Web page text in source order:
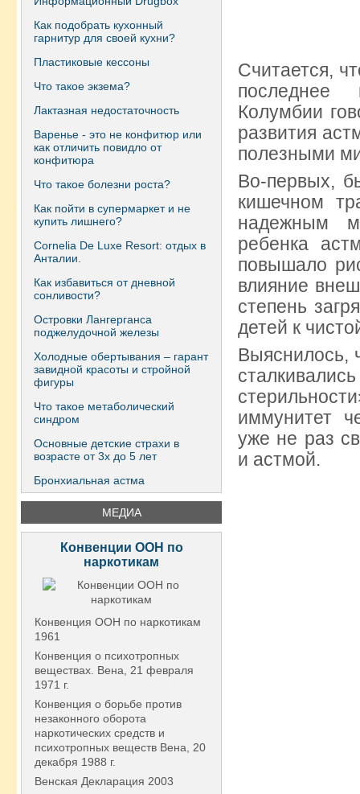
Как подобрать кухонный
гарнитур для своей кухни?
Пластиковые кессоны
Что такое экзема?
Лактазная недостаточность
Варенье - это не конфитюр или
как отличить повидло от
конфитюра
Что такое болезни роста?
Как пойти в супермаркет и не
купить лишнего?
Сornelia De Luxe Resort: отдых в
Анталии.
Как избавиться от дневной
сонливости?
Островки Лангерганса
поджелудочной железы
Холодные обертывания – гарант
завидной красоты и стройной
фигуры
Что такое метаболический
синдром
Основные детские страхи в
возрасте от 3х до 5 лет
Бронхиальная астма
МЕДИА
Конвенции ООН по
наркотикам
Конвенция ООН по наркотикам
1961
Конвенция о психотропных
веществах. Вена, 21 февраля
1971 г.
Конвенция о борьбе против
незаконного оборота
наркотических средств и
психотропных веществ Вена, 20
декабря 1988 г.
Венская Декларация 2003
Считается,
последнее
Колумбии
развития
полезными
Во-первых,
кишечном
надежным
ребенка
повышало
влияние
степень
детей к
Выяснилось,
иммунитет
уже не раз
и астмой.